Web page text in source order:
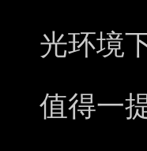
光环境
值得一